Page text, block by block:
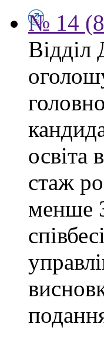
№ 14
Відділ
освіта
стаж
менше